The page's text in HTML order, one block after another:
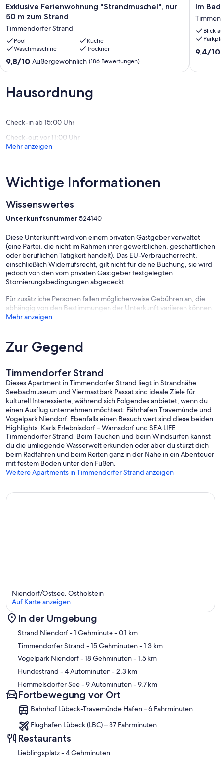
Exklusive
Ferienwohnung
nur
50
m
zum
Strand
Strand
Exklusive Ferienwohnung "Strandmuschel", nur
50 m zum Strand
Timmendorfer Strand
Pool
Küche
Waschmaschine
Trockner
9.8
von
Außergewöhnlich,
(186
9,8/10 Außergewöhnlich (186 Bewertungen)
Im
an
den
Strand
....
Im
Blick
9.4
9,4/10
Hausordnung
Check-in ab 15:00 Uhr
Check-out vor 11:00 Uhr
Mehr anzeigen
Wichtige Informationen
Wissenswertes
Unterkunftsnummer524140
Diese Unterkunft wird von einem privaten Gastgeber verwaltet
(eine Partei, die nicht im Rahmen ihrer gewerblichen, geschäftlichen
oder beruflichen Tätigkeit handelt). Das EU-Verbraucherrecht,
einschließlich Widerrufsrecht, gilt nicht für deine Buchung, sie wird
jedoch von den vom privaten Gastgeber festgelegten
Stornierungsbedingungen abgedeckt.
Für zusätzliche Personen fallen möglicherweise Gebühren an, die
abhängig von den Bestimmungen der Unterkunft variieren können.
Mehr anzeigen
Zur Gegend
Timmendorfer Strand
Dieses Apartment in Timmendorfer Strand liegt in Strandnähe.
Seebadmuseum und Viermastbark Passat sind ideale Ziele für
kulturell Interessierte, während sich Folgendes anbietet, wenn du
einen Ausflug unternehmen möchtest: Fährhafen Travemünde und
Vogelpark Niendorf. Ebenfalls einen Besuch wert sind diese beiden
Highlights: Karls Erlebnisdorf – Warnsdorf und SEA LIFE
Timmendorfer Strand. Beim Tauchen und beim Windsurfen kannst
du die umliegende Wasserwelt erkunden oder aber du stürzt dich
beim Radfahren und beim Reiten ganz in der Nähe in ein Abenteuer
mit festem Boden unter den Füßen.
Weitere Apartments in Timmendorfer Strand anzeigen
Karte
Niendorf/Ostsee, Ostholstein
Auf Karte anzeigen
In der Umgebung
Strand Niendorf- 1 Gehminute- 0.1 km
Timmendorfer Strand - 15 Gehminuten- 1.3 km
Vogelpark Niendorf- 18 Gehminuten- 1.5 km
Hundestrand - 4 Autominuten- 2.3 km
Hemmelsdorfer See- 9 Autominuten- 9.7 km
Fortbewegung vor Ort
Bahnhof Lübeck-Travemünde Hafen – 6 Fahrminuten
Flughafen Lübeck (LBC) – 37 Fahrminuten
Restaurants
‪Lieblingsplatz - ‬4 Gehminuten